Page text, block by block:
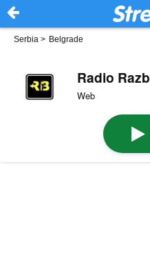
Serbia > Belgrade
Radio
Web